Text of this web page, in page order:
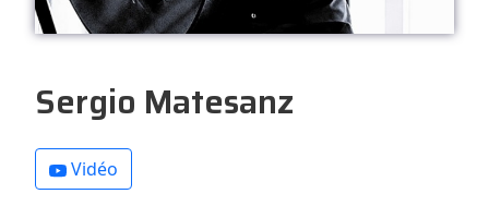
Sergio Matesanz
Vidéo